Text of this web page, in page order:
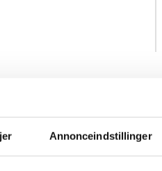
Annonceindstillinger